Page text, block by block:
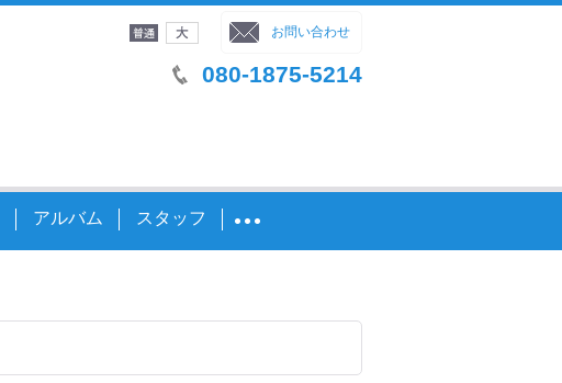
お問い合わせ
080-1875-5214
アルバム スタッフ